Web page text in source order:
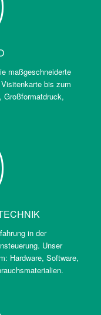
maßgeschneiderte
bis zum
Großformatdruck,
in der
Unser
Hardware, Software,